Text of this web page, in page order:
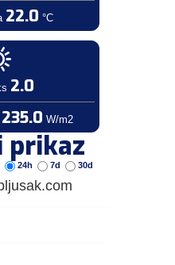
22.0 °C
2.0
235.0 W/m2
prikaz
24h 7d 30d